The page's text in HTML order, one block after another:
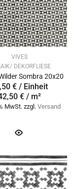
VIVES
DEKORFLIESE
Sombra 20x20
€ / Einheit
€ / m²
MwSt. zzgl. Versand